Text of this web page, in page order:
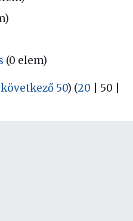
(0 elem)
következő 50) (20 50